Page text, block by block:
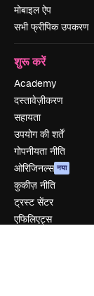
मोबाइल ऐप
सभी फ्रीपिक उपकरण
शुरू करें
Academy
दस्तावेज़ीकरण
सहायता
उपयोग की शर्तें
गोपनीयता नीति
ओरिजिनल्स नया
कुकीज़ नीति
ट्रस्ट सेंटर
एफिलिएट्स